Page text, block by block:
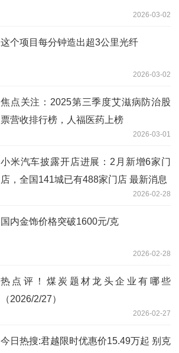
2026-03-02
这个项目每分钟造出超3公里光纤
2026-03-02
焦点关注：2025第三季度艾滋病防治股
票营收排行榜，人福医药上榜
2026-03-01
小米汽车披露开店进展：2月新增6家门
店，全国141城已有488家门店 最新消息
2026-02-28
国内金饰价格突破1600元/克
2026-02-28
热点评！煤炭题材龙头企业有哪些
（2026/2/27）
2026-02-27
今日热搜:君越限时优惠价15.49万起 别克